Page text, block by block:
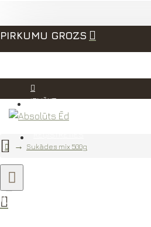
PIRKUMU GROZS
IENĀKT
Sukādes mix 500g